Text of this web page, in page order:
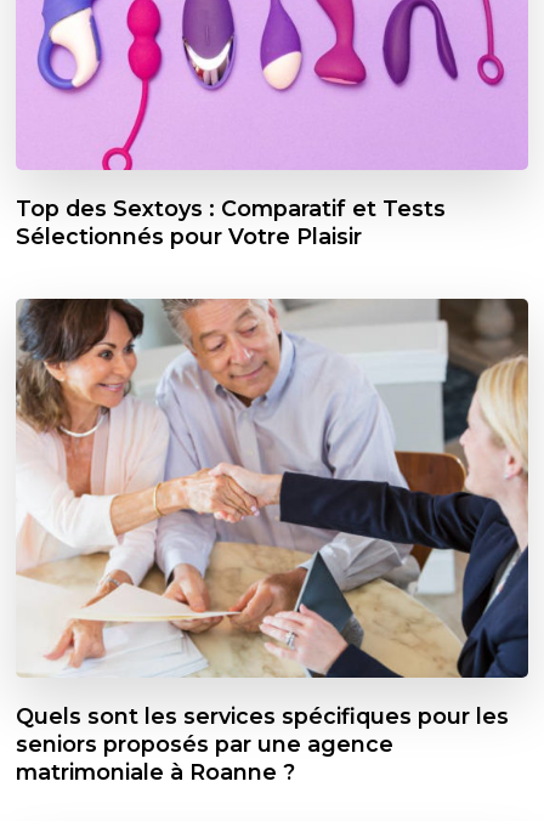
Top des Sextoys : Comparatif et Tests
Sélectionnés pour Votre Plaisir
Quels sont les services spécifiques pour les
seniors proposés par une agence
matrimoniale à Roanne ?